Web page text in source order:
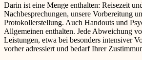
Darin ist eine Menge enthalten: Reisezeit
Nachbesprechungen, unsere Vorbereitung
Protokollerstellung. Auch Handouts und
Allgemeinen enthalten. Jede Abweichung
Leistungen, etwa bei besonders intensiver
vorher adressiert und bedarf Ihrer